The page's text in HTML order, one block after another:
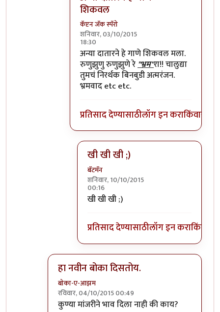
शिकवल
कॅप्टन जॅक स्पॅरो
शनिवार, 03/10/2015
18:30
In reply to=))byप्रचेतस
अन्या दातारने हे गाणे शिकवल मला.
रुणुझुणु रुणुझुणे रे"भ्रम"रा!! चालुद्या
तुमचं निरर्थक बिनबुडी अत्मरंजन.
भ्रमवाद etc etc.
प्रतिसाद देण्यासाठीलॉग इन कराकिंवा
खी खी खी ;)
बॅटमॅन
शनिवार, 10/10/2015
00:16
In reply to
खी खी खी ;)
प्रतिसाद देण्यासाठीलॉग इन कराकिंवा
हा नवीन बोका दिसतोय.
बोका-ए-आझम
रविवार, 04/10/2015 00:49
In reply toहलकट चिमण....................by
कुण्या मांजरीने भाव दिला नाही की काय?